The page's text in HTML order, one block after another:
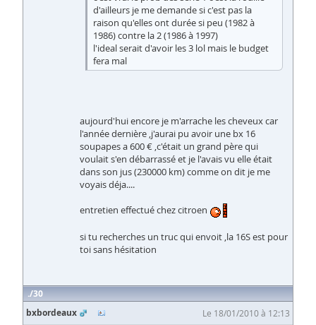
d'ailleurs je me demande si c'est pas la
raison qu'elles ont durée si peu (1982 à
1986) contre la 2 (1986 à 1997)
l'ideal serait d'avoir les 3 lol mais le budget
fera mal
aujourd'hui encore je m'arrache les cheveux car
l'année dernière ,j'aurai pu avoir une bx 16
soupapes a 600 € ,c'était un grand père qui
voulait s'en débarrassé et je l'avais vu elle était
dans son jus (230000 km) comme on dit je me
voyais déja....
entretien effectué chez citroen
si tu recherches un truc qui envoit ,la 16S est pour
toi sans hésitation
30
bxbordeaux
Le 18/01/2010 à 12:13